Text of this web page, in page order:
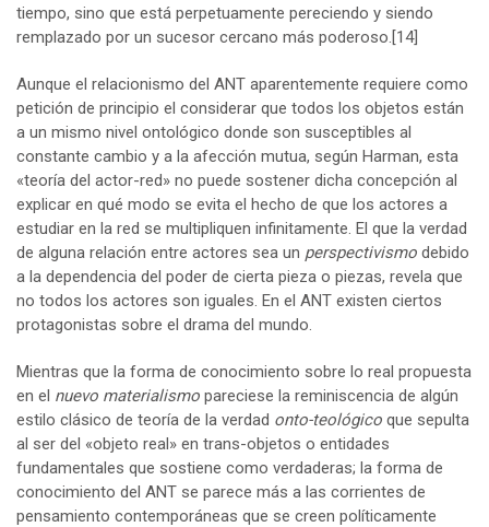
tiempo, sino que está perpetuamente pereciendo y siendo
remplazado por un sucesor cercano más poderoso.[14]
Aunque el relacionismo del ANT aparentemente requiere como
petición de principio el considerar que todos los objetos están
a un mismo nivel ontológico donde son susceptibles al
constante cambio y a la afección mutua, según Harman, esta
«teoría del actor-red» no puede sostener dicha concepción al
explicar en qué modo se evita el hecho de que los actores a
estudiar en la red se multipliquen infinitamente. El que la verdad
de alguna relación entre actores sea un perspectivismo debido
a la dependencia del poder de cierta pieza o piezas, revela que
no todos los actores son iguales. En el ANT existen ciertos
protagonistas sobre el drama del mundo.
Mientras que la forma de conocimiento sobre lo real propuesta
en el nuevo materialismo pareciese la reminiscencia de algún
estilo clásico de teoría de la verdad onto-teológico que sepulta
al ser del «objeto real» en trans-objetos o entidades
fundamentales que sostiene como verdaderas; la forma de
conocimiento del ANT se parece más a las corrientes de
pensamiento contemporáneas que se creen políticamente